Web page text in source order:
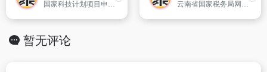
国家科技计划项目申报中心 是科技部各类科技计划项目信息网络报送的统一入口。申报单位须仔细阅读如下申报说明,只有申报单位确认遵守如下约定才能进行申报帐号注册、项目信息报送。 云南省国家税务局网上办税服务厅官方网站
暂无评论